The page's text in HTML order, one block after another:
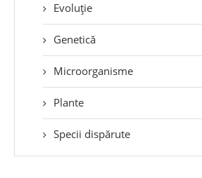
Evoluție
Genetică
Microorganisme
Plante
Specii dispărute